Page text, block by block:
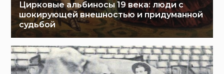
Цирковые альбиносы 19 века: люди с
шокирующей внешностью и придуманной
судьбой